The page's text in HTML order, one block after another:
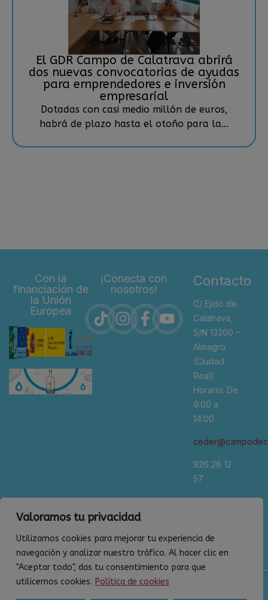
Valoramos tu privacidad
Utilizamos cookies para mejorar tu experiencia de
navegación y analizar nuestro tráfico. Al hacer clic en
"Aceptar todo", das tu consentimiento para que
utilicemos cookies. Política de cookies
El GDR Campo de Calatrava abrirá
dos nuevas convocatorias de ayudas
para emprendedores e inversión
empresarial
Dotadas con casi medio millón de euros,
habrá de plazo hasta el otoño para la...
Con la
financiación de
la Unión
Europea
¡Conecta con
nosotros!
Contacto
C/ Ejido de
Calatrava,
S/N 13200 –
Almagro
(Ciudad
Real)
Horario: De
9:00 a
14:00
926 26 12
57